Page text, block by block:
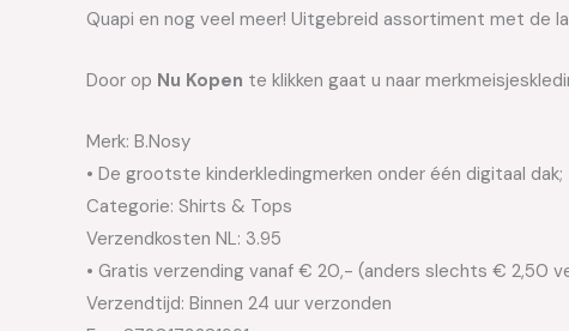
Quapi en nog veel meer! Uitgebreid assortiment met de
Door op Nu Kopen te klikken gaat u naar
Merk: B.Nosy
• De grootste kinderkledingmerken onder één digitaal dak;
Categorie: Shirts & Tops
Verzendkosten NL: 3.95
• Gratis verzending vanaf € 20,- (anders slechts € 2,50
Verzendtijd: Binnen 24 uur verzonden